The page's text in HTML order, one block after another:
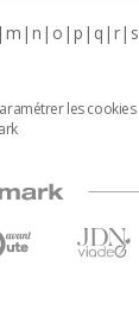
m n o p q r s
les cookies